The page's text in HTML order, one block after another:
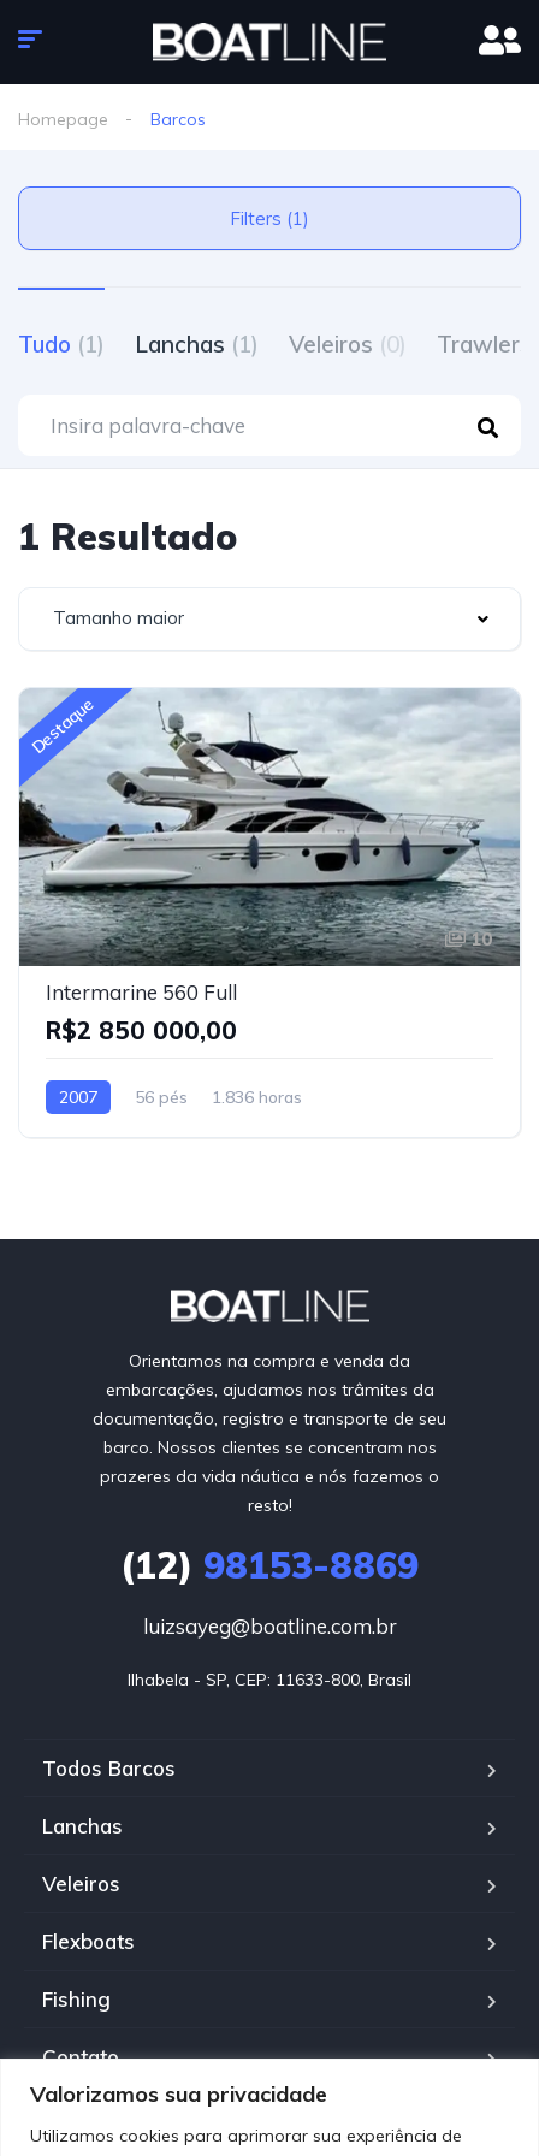
Valorizamos sua privacidade
Utilizamos cookies para aprimorar sua experiência de
Homepage Barcos
Filters (1)
Tudo (1) Lanchas (1) Veleiros (0) Trawlers
1 Resultado
Tamanho maior
Destaque
10
Intermarine 560 Full
R$2 850 000,00
2007 56 pés 1.836 horas
Orientamos na compra e venda da
embarcações, ajudamos nos trâmites da
documentação, registro e transporte de seu
barco. Nossos clientes se concentram nos
prazeres da vida náutica e nós fazemos o
resto!
(12) 98153-8869
luizsayeg@boatline.com.br
Ilhabela - SP, CEP: 11633-800, Brasil
Todos Barcos
Lanchas
Veleiros
Flexboats
Fishing
Contato
Política de Privacidade